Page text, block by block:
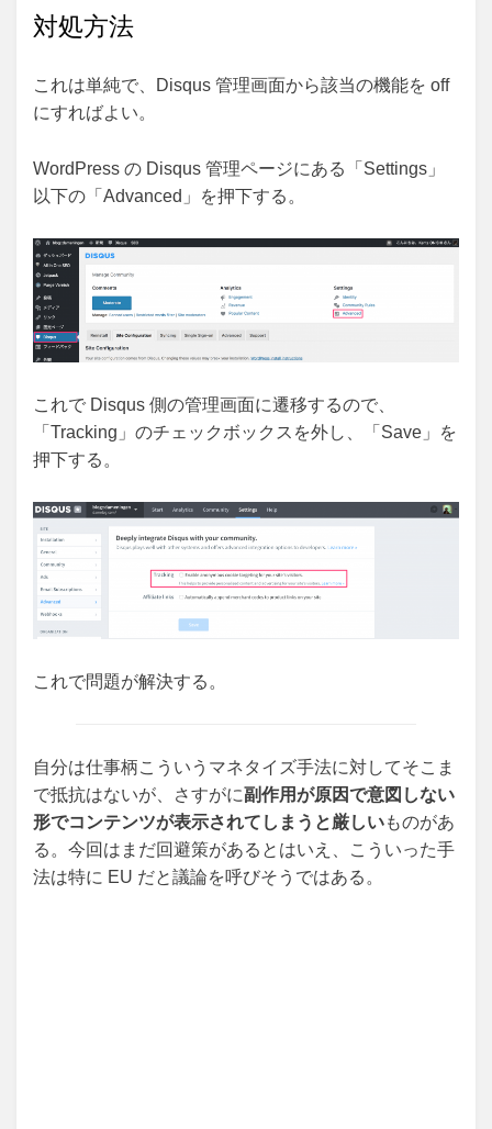
対処方法
これは単純で、Disqus 管理画面から該当の機能を off
にすればよい。
WordPress の Disqus 管理ページにある「Settings」
以下の「Advanced」を押下する。
これで Disqus 側の管理画面に遷移するので、
「Tracking」のチェックボックスを外し、「Save」を
押下する。
これで問題が解決する。
自分は仕事柄こういうマネタイズ手法に対してそこま
で抵抗はないが、さすがに副作用が原因で意図しない
形でコンテンツが表示されてしまうと厳しいものがあ
る。今回はまだ回避策があるとはいえ、こういった手
法は特に EU だと議論を呼びそうではある。